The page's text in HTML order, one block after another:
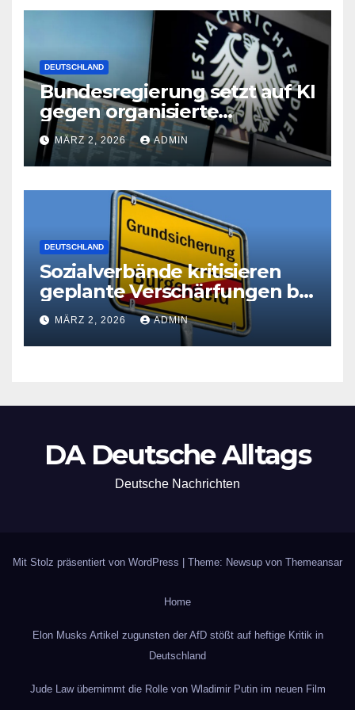
DEUTSCHLAND
Bundesregierung setzt auf KI
gegen organisierte
Kriminalität
MÄRZ 2, 2026 ADMIN
DEUTSCHLAND
Sozialverbände kritisieren
geplante Verschärfungen bei
der Grundsicherung
MÄRZ 2, 2026 ADMIN
DA Deutsche Alltags
Deutsche Nachrichten
Mit Stolz präsentiert von WordPress Theme: Newsup von Themeansar
Home
Elon Musks Artikel zugunsten der AfD stößt auf heftige Kritik in
Deutschland
Jude Law übernimmt die Rolle von Wladimir Putin im neuen Film